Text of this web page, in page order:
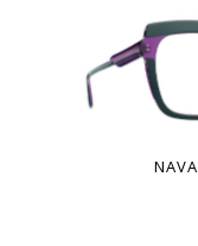
NAVA